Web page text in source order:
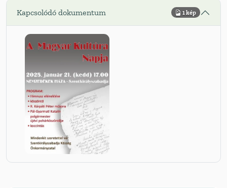
Kapcsolódó dokumentum 1 kép